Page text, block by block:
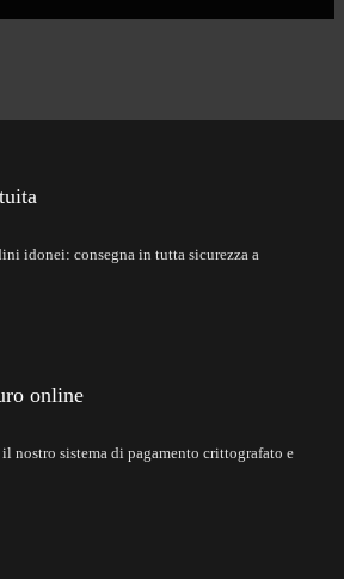
idonei: consegna in tutta sicurezza a
online
nostro sistema di pagamento crittografato e